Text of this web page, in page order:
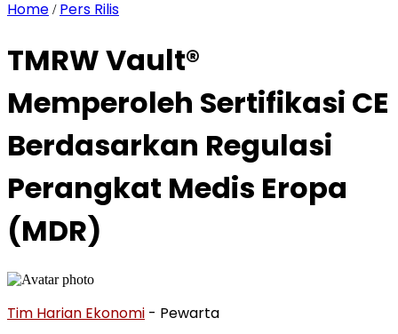
Home / Pers Rilis
TMRW Vault®
Memperoleh Sertifikasi CE
Berdasarkan Regulasi
Perangkat Medis Eropa
(MDR)
Tim Harian Ekonomi - Pewarta